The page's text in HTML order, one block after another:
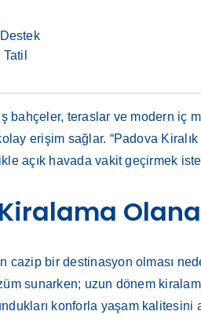
bahçeler, teraslar ve modern iç
erişim sağlar. “Padova
açık havada vakit geçirmek
bir destinasyon olması
sunarken; uzun dönem
konforla yaşam